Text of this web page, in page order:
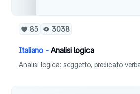
85 3038
Italiano -Analisi logica